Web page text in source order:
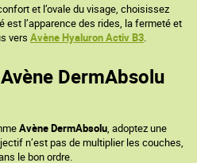
et l’ovale du visage, choisissez
est l’apparence des rides, la fermeté et
vers Avène Hyaluron Activ B3.
DermAbsolu
Avène DermAbsolu, adoptez une
n’est pas de multiplier les couches,
le bon ordre.